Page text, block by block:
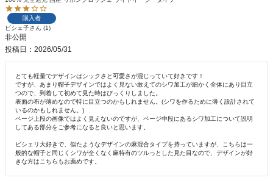
購入者
ビシェ子
1
非公開
投稿日
2026/05/31
とても軽量でデザインはシックさと可愛さが混じっていて好きです！
ですが、あまり帽子デザインではよく見ない敢えてのシワ加工が細かく全体にあり目立
つので、到着して初めて見た時はびっくりしました。
表面の布が薄めなので特に目立つのかもしれません。(シワを作るために薄く設計されて
いるのかもしれません。)
ページ上段の画像ではよく見えないのですが、ページ中段にあるシワ加工について説明
してある部分をご参考になると良いと思います。
ビシェリ大好きで、似たようなデザインの麻混合タイプを持っていますが、こちらは一
般的な帽子と同じくシワが全くなく麻特有のツルっとした見た目なので、デザインが好
きな方はこちらもお薦めです。